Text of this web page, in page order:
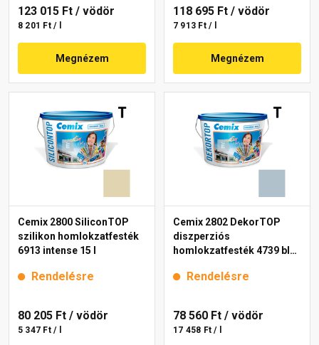
123 015 Ft / vödör
8 201 Ft / l
Megnézem
118 695 Ft / vödör
7 913 Ft / l
Megnézem
Cemix 2800 SiliconTOP
szilikon homlokzatfesték
6913 intense 15 l
Rendelésre
80 205 Ft / vödör
5 347 Ft / l
Cemix 2802 DekorTOP
diszperziós
homlokzatfesték 4739 blue
Rendelésre
78 560 Ft / vödör
17 458 Ft / l